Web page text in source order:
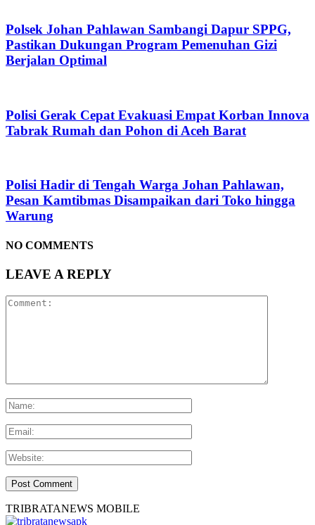
Polsek Johan Pahlawan Sambangi Dapur SPPG,
Pastikan Dukungan Program Pemenuhan Gizi
Berjalan Optimal
Polisi Gerak Cepat Evakuasi Empat Korban Innova
Tabrak Rumah dan Pohon di Aceh Barat
Polisi Hadir di Tengah Warga Johan Pahlawan,
Pesan Kamtibmas Disampaikan dari Toko hingga
Warung
NO COMMENTS
LEAVE A REPLY
TRIBRATANEWS MOBILE